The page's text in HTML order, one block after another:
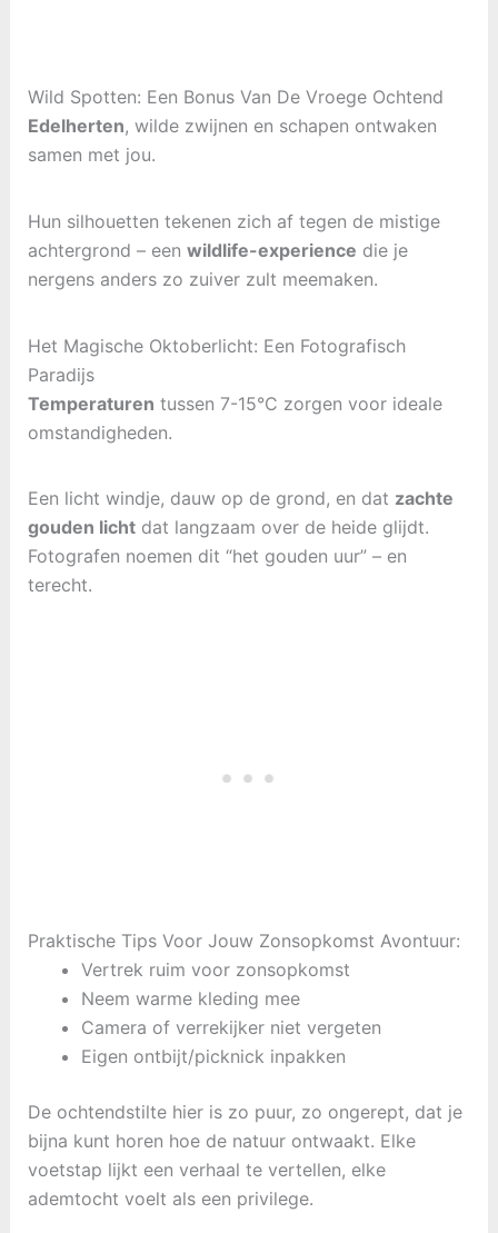
Wild Spotten: Een Bonus Van De Vroege Ochtend
Edelherten, wilde zwijnen en schapen ontwaken
samen met jou.
Hun silhouetten tekenen zich af tegen de mistige
achtergrond – een wildlife-experience die je
nergens anders zo zuiver zult meemaken.
Het Magische Oktoberlicht: Een Fotografisch
Paradijs
Temperaturen tussen 7-15°C zorgen voor ideale
omstandigheden.
Een licht windje, dauw op de grond, en dat zachte
gouden lichtdat langzaam over de heide glijdt.
Fotografen noemen dit “het gouden uur” – en
terecht.
Praktische Tips Voor Jouw Zonsopkomst Avontuur:
Vertrek ruim voor zonsopkomst
Neem warme kleding mee
Camera of verrekijker niet vergeten
Eigen ontbijt/picknick inpakken
De ochtendstilte hier is zo puur, zo ongerept, dat je
bijna kunt horen hoe de natuur ontwaakt. Elke
voetstap lijkt een verhaal te vertellen, elke
ademtocht voelt als een privilege.